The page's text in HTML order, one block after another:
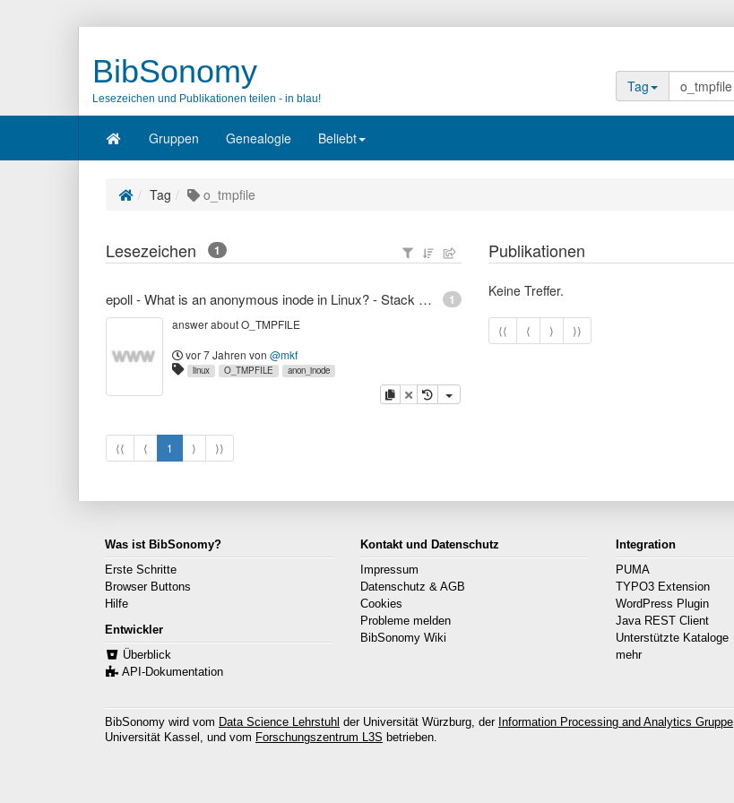
BibSonomy
Lesezeichen und Publikationen teilen - in blau!
Tag
Gruppen Genealogie Beliebt
Tag o_tmpfile
Lesezeichen 1
1
epoll - What is an anonymous inode in Linux? - Stack Overflow
answer about O_TMPFILE
vor 7 Jahren von @mkf
linux O_TMPFILE anon_inode
Kopieren
Löschen
⟨⟨ ⟨ 1 ⟩ ⟩⟩
Publikationen
Keine Treffer.
⟨⟨ ⟨ ⟩ ⟩⟩
Was ist BibSonomy?
Erste Schritte
Browser Buttons
Hilfe
Entwickler
Überblick
API-Dokumentation
Kontakt und Datenschutz
Impressum
Datenschutz & AGB
Cookies
Probleme melden
BibSonomy Wiki
Integration
PUMA
TYPO3 Extension
WordPress Plugin
Java REST Client
Unterstützte Kataloge
mehr
BibSonomy wird vom Data Science Lehrstuhl der Universität Würzburg, der Information Processing and Analytics Gruppe
Universität Kassel, und vom Forschungszentrum L3S betrieben.